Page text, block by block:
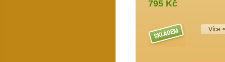
795 Kč
Více